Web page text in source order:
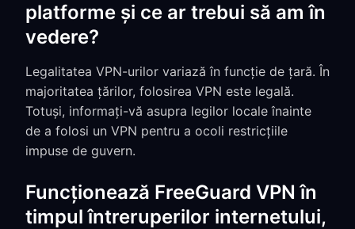
platforme și ce ar trebui să am în
vedere?
Legalitatea VPN-urilor variază în funcție de țară. În
majoritatea țărilor, folosirea VPN este legală.
Totuși, informați-vă asupra legilor locale înainte
de a folosi un VPN pentru a ocoli restricțiile
impuse de guvern.
Funcționează FreeGuard VPN în
timpul întreruperilor internetului,